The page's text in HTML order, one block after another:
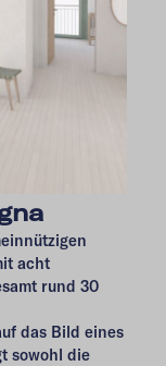
acht
rund 30
das Bild eines
sowohl die